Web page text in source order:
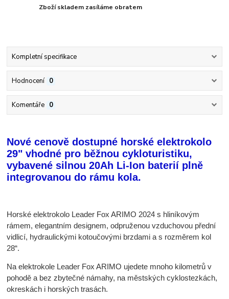
Zboží skladem zasíláme obratem
Kompletní specifikace
Hodnocení 0
Komentáře 0
Nové cenově dostupné horské elektrokolo
29" vhodné pro běžnou cykloturistiku,
vybavené silnou 20Ah Li-Ion baterií plně
integrovanou do rámu kola.
Horské elektrokolo Leader Fox ARIMO 2024 s hliníkovým
rámem, elegantním designem, odpruženou vzduchovou přední
vidlicí, hydraulickými kotoučovými brzdami a s rozměrem kol
28“.
Na elektrokole Leader Fox ARIMO ujedete mnoho kilometrů v
pohodě a bez zbytečné námahy, na městských cyklostezkách,
okreskách i horských trasách.